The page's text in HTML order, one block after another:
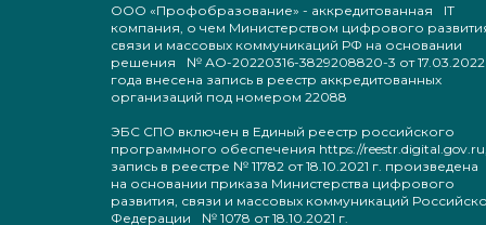
ООО «Профобразование» - аккредитованная IT
компания, о чем Министерством цифрового
связи и массовых коммуникаций РФ на основании
решения № АО-20220316-3829208820-3 от 17.03.2022
года внесена запись в реестр аккредитованных
организаций под номером 22088
ЭБС СПО включен в Единый реестр российского
программного обеспечения https://reestr.digital.gov.ru,
запись в реестре № 11782 от 18.10.2021 г. произведена
на основании приказа Министерства цифрового
развития, связи и массовых коммуникаций
Федерации № 1078 от 18.10.2021 г.